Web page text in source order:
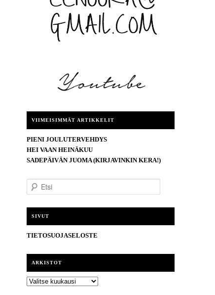
VIIMEISIMMÄT ARTIKKELIT
PIENI JOULUTERVEHDYS
HEI VAAN HEINÄKUU
SADEPÄIVÄN JUOMA (KIRJAVINKIN KERA!)
t
SIVUT
TIETOSUOJASELOSTE
ARKISTOT
ARKISTOT